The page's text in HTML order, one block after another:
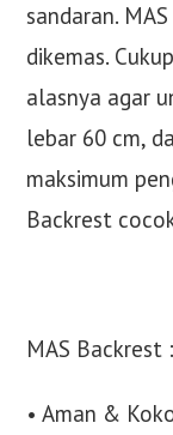
sandaran.
dikemas.
alasnya agar
lebar 60 cm,
maksimum
Backrest
MAS Backrest :
• Aman &